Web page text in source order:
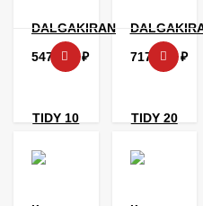
547 662 ₽ 717 042 ₽